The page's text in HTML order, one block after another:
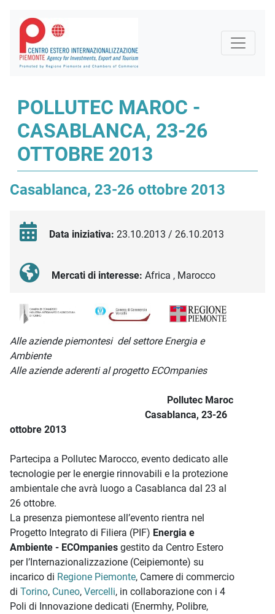
POLLUTEC MAROC -
CASABLANCA, 23-26
OTTOBRE 2013
Casablanca, 23-26 ottobre 2013
Data iniziativa: 23.10.2013 / 26.10.2013
Mercati di interesse: Africa , Marocco
Descrizione iniziativa
Alle aziende piemontesi del settore Energia e
Ambiente
Alle aziende aderenti al progetto ECOmpanies
Pollutec Maroc
Casablanca, 23-26
ottobre 2013
Partecipa a Pollutec Marocco, evento dedicato alle
tecnologie per le energie rinnovabili e la protezione
ambientale che avrà luogo a Casablanca dal 23 al
26 ottobre.
La presenza piemontese all’evento rientra nel
Progetto Integrato di Filiera (PIF) Energia e
Ambiente - ECOmpanies gestito da Centro Estero
per l’Internazionalizzazione (Ceipiemonte) su
incarico di Regione Piemonte, Camere di commercio
di Torino, Cuneo, Vercelli, in collaborazione con i 4
Poli di Innovazione dedicati (Enermhy, Polibre,